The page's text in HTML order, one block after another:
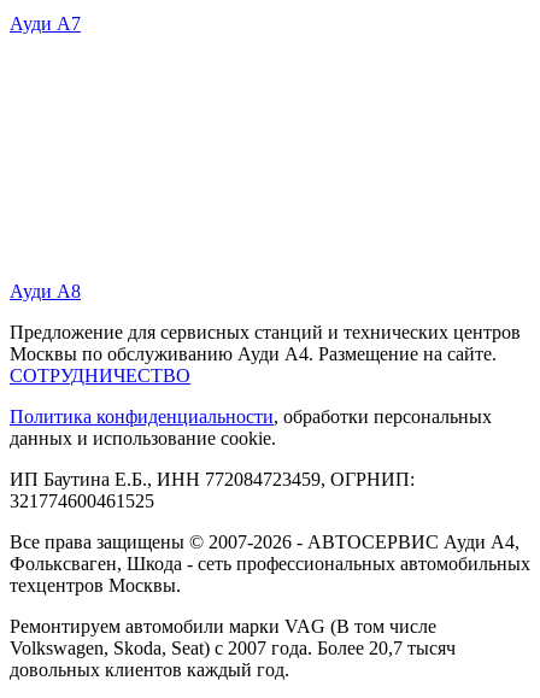
Ауди А7
Ауди А8
Предложение для сервисных станций и технических центров
Москвы по обслуживанию Ауди А4. Размещение на сайте.
СОТРУДНИЧЕСТВО
Политика конфиденциальности, обработки персональных
данных и использование cookie.
ИП Баутина Е.Б., ИНН 772084723459, ОГРНИП:
321774600461525
Все права защищены © 2007-2026 - АВТОСЕРВИС Ауди А4,
Фольксваген, Шкода - сеть профессиональных автомобильных
техцентров Москвы.
Ремонтируем автомобили марки VAG (В том числе
Volkswagen, Skoda, Seat) с 2007 года. Более 20,7 тысяч
довольных клиентов каждый год.